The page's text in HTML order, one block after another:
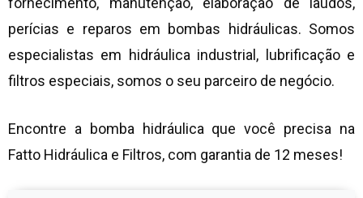
perícias e reparos em bombas hidráulicas. Somos
especialistas em hidráulica industrial, lubrificação e
filtros especiais, somos o seu parceiro de negócio.
Encontre a bomba hidráulica que você precisa na
Fatto Hidráulica e Filtros, com garantia de 12 meses!